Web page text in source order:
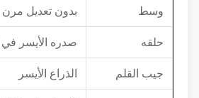
وسط بدون تعديل مرن
صدره الأيسر في الأمام
جيب القلم الذراع الأيسر